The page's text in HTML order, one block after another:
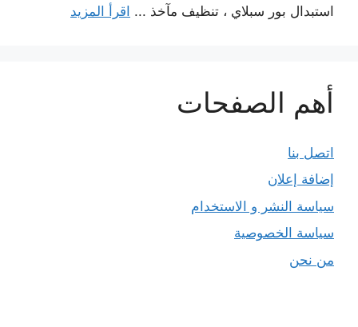
استبدال بور سبلاي ، تنظيف مآخذ ... اقرأ المزيد
أهم الصفحات
اتصل بنا
إضافة إعلان
سياسة النشر و الاستخدام
سياسة الخصوصية
من نحن